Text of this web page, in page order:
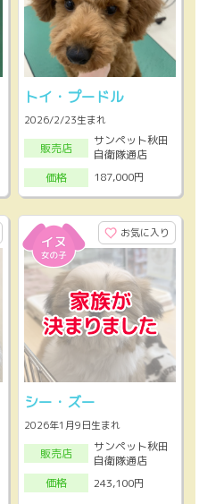
トイ・プードル
2026/2/23生まれ
販売店
サンペット秋田
自衛隊通店
価格
187,000円
お気に入り
シー・ズー
2026年1月9日生まれ
販売店
サンペット秋田
自衛隊通店
価格
243,100円